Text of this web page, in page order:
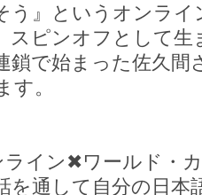
う』というオンラ
スピンオフとして
鎖で始まった佐久間
す。
ライン✖ワールド・
を通して自分の日本